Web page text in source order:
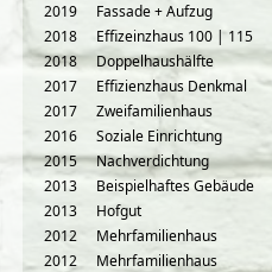
2019
Fassade + Aufzug
2018
Effizeinzhaus 100 | 115
2018
Doppelhaushälfte
2017
Effizienzhaus Denkmal
2017
Zweifamilienhaus
2016
Soziale Einrichtung
2015
Nachverdichtung
2013
Beispielhaftes Gebäude
2013
Hofgut
2012
Mehrfamilienhaus
2012
Mehrfamilienhaus